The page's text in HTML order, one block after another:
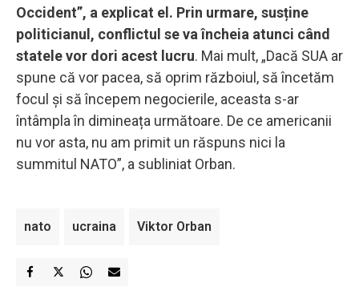
Occident”, a explicat el. Prin urmare, susține
politicianul, conflictul se va încheia atunci când
statele vor dori acest lucru. Mai mult, „Dacă SUA ar
spune că vor pacea, să oprim războiul, să încetăm
focul și să începem negocierile, aceasta s-ar
întâmpla în dimineața următoare. De ce americanii
nu vor asta, nu am primit un răspuns nici la
summitul NATO”, a subliniat Orban.
nato ucraina Viktor Orban